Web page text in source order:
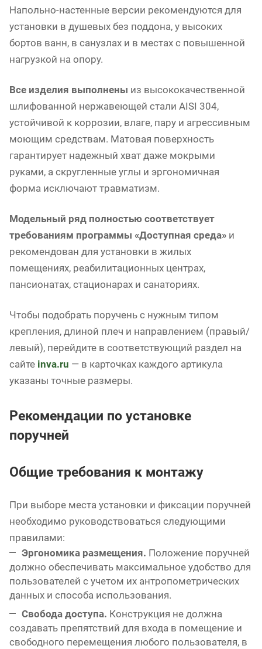
Напольно-настенные версии рекомендуются для
установки в душевых без поддона, у высоких
бортов ванн, в санузлах и в местах с повышенной
нагрузкой на опору.
Все изделия выполнены из высококачественной
шлифованной нержавеющей стали AISI 304,
устойчивой к коррозии, влаге, пару и агрессивным
моющим средствам. Матовая поверхность
гарантирует надежный хват даже мокрыми
руками, а скругленные углы и эргономичная
форма исключают травматизм.
Модельный ряд полностью соответствует
требованиям программы «Доступная среда» и
рекомендован для установки в жилых
помещениях, реабилитационных центрах,
пансионатах, стационарах и санаториях.
Чтобы подобрать поручень с нужным типом
крепления, длиной плеч и направлением (правый/
левый), перейдите в соответствующий раздел на
сайте inva.ru — в карточках каждого артикула
указаны точные размеры.
Рекомендации по установке
поручней
Общие требования к монтажу
При выборе места установки и фиксации поручней
необходимо руководствоваться следующими
правилами:
Эргономика размещения. Положение поручней
должно обеспечивать максимальное удобство для
пользователей с учетом их антропометрических
данных и способа использования.
Свобода доступа. Конструкция не должна
создавать препятствий для входа в помещение и
свободного перемещения любого пользователя, в